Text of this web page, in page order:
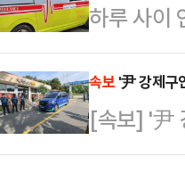
이상 높다
공정성과
한미 FTA
나를 매국
소고기 먹
어디 갔냐
하루 사이
부 등에
"중학생 A
소방 당국
병원으로
속보 '尹 강제구
[속보] '尹